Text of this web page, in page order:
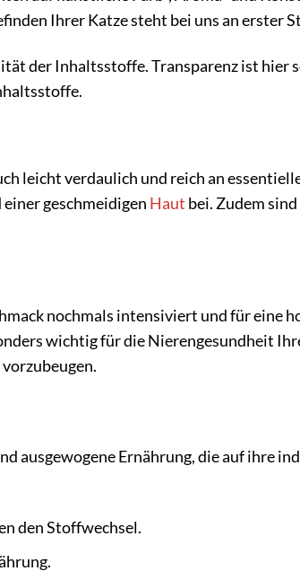
Ihrer Katze steht bei uns an erster
der Inhaltsstoffe. Transparenz ist hier
leicht verdaulich und reich an
einer geschmeidigen Haut bei. Zudem
nochmals intensiviert und für eine
wichtig für die Nierengesundheit
ausgewogene Ernährung, die auf ihre
den Stoffwechsel.